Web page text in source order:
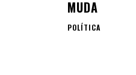
MUDA
POLÍTICA